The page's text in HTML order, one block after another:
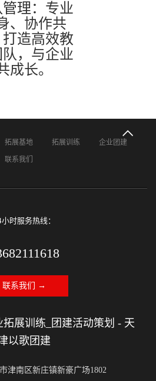
理： 专业
、协作共
打造高效教
，与企业
成长。
拓展基地 拓展训练 企业团建
联系我们
时服务热线：
联系我们 →
展训练_团建活动策划 - 天
以歌团建
津南区新庄镇新豪广场1802